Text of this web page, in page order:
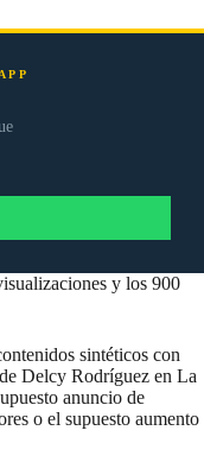
y los 900
sintéticos con
Delcy Rodríguez en La
anuncio de
o el supuesto aumento